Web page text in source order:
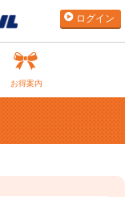
ログイン
お得案内